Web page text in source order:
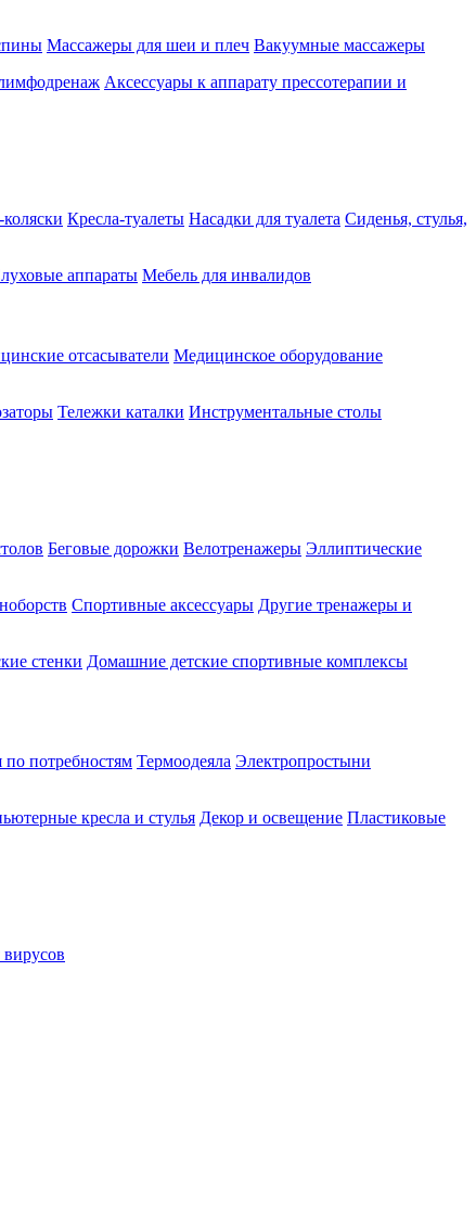
Массажеры для шеи и плеч Вакуумные массажеры
Аксессуары к аппарату прессотерапии и
Кресла-туалеты Насадки для туалета Сиденья, стулья,
аппараты Мебель для инвалидов
отсасыватели Медицинское оборудование
Тележки каталки Инструментальные столы
Беговые дорожки Велотренажеры Эллиптические
Спортивные аксессуары Другие тренажеры и
стенки Домашние детские спортивные комплексы
по потребностям Термоодеяла Электропростыни
кресла и стулья Декор и освещение Пластиковые